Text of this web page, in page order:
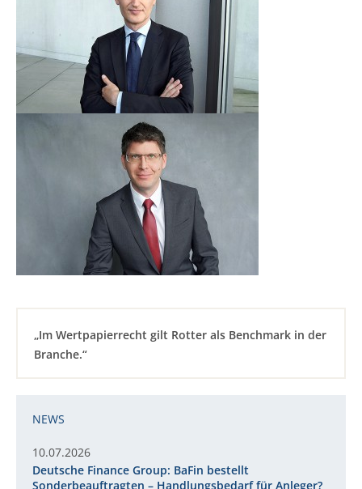
„Im Wertpapierrecht gilt Rotter als Benchmark in der
Branche.“
NEWS
10.07.2026
Deutsche Finance Group: BaFin bestellt
Sonderbeauftragten – Handlungsbedarf für Anleger?